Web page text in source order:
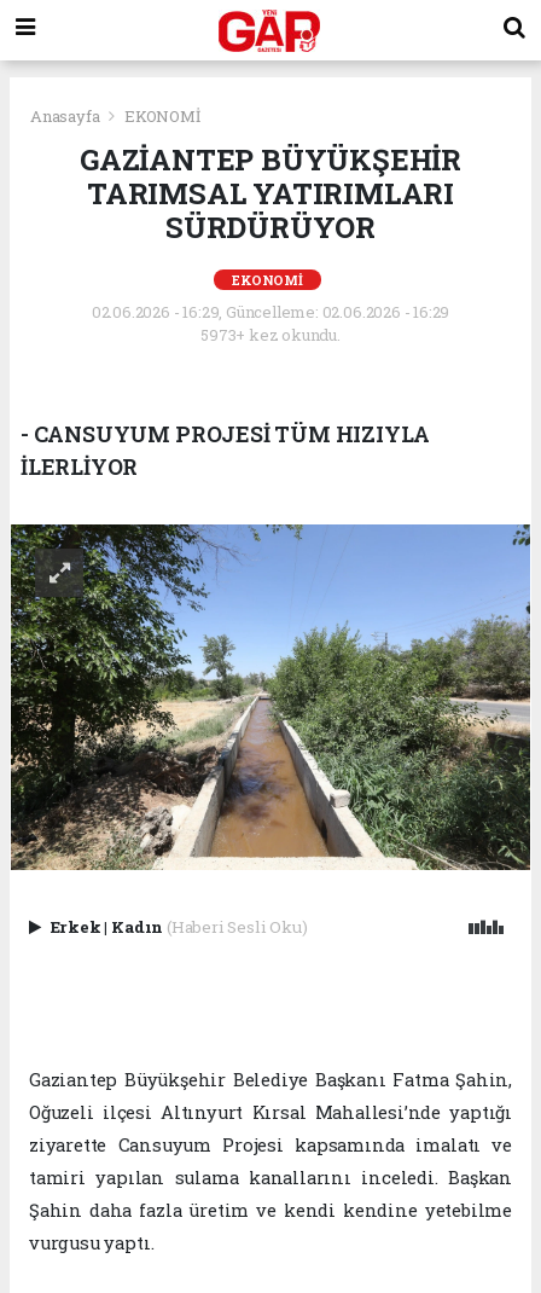
Anasayfa EKONOMİ
GAZİANTEP BÜYÜKŞEHİR
TARIMSAL YATIRIMLARI
SÜRDÜRÜYOR
EKONOMİ
02.06.2026 - 16:29, Güncelleme: 02.06.2026 - 16:29
5973+ kez okundu.
- CANSUYUM PROJESİ TÜM HIZIYLA
İLERLİYOR
Erkek| Kadın (Haberi Sesli Oku)
Gaziantep Büyükşehir Belediye Başkanı Fatma Şahin,
Oğuzeli ilçesi Altınyurt Kırsal Mahallesi’nde yaptığı
ziyarette Cansuyum Projesi kapsamında imalatı ve
tamiri yapılan sulama kanallarını inceledi. Başkan
Şahin daha fazla üretim ve kendi kendine yetebilme
vurgusu yaptı.